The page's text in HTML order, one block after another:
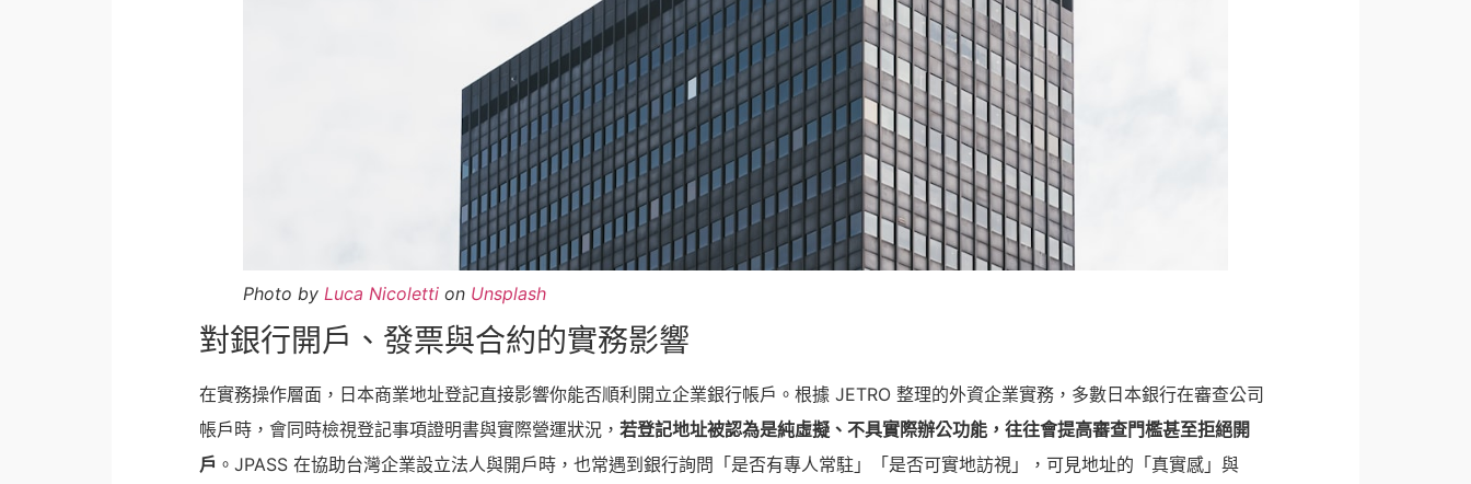
Photo by Luca Nicoletti on Unsplash
對銀行開戶、發票與合約的實務影響
在實務操作層面，日本商業地址登記直接影響你能否順利開立企業銀行帳戶。根據 JETRO 整理的外資企業實務，多數日本銀行在審查公司
帳戶時，會同時檢視登記事項證明書與實際營運狀況， 若登記地址被認為是純虛擬、不具實際辦公功能，往往會提高審查門檻甚至拒絕開
戶 。JPASS 在協助台灣企業設立法人與開戶時，也常遇到銀行詢問「是否有專人常駐」「是否可實地訪視」，可見地址的「真實感」與